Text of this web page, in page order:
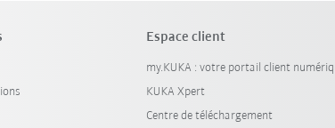
Espace client
my.KUKA : votre portail client
KUKA Xpert
Centre de téléchargement